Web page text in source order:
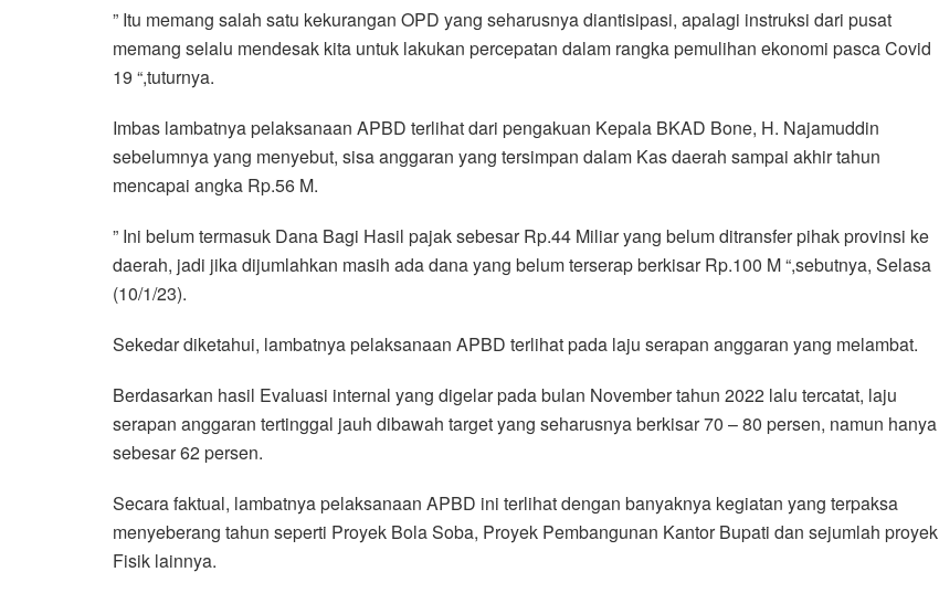
” Itu memang salah satu kekurangan OPD yang seharusnya diantisipasi, apalagi instruksi dari pusat
memang selalu mendesak kita untuk lakukan percepatan dalam rangka pemulihan ekonomi pasca Covid
19 “,tuturnya.
Imbas lambatnya pelaksanaan APBD terlihat dari pengakuan Kepala BKAD Bone, H. Najamuddin
sebelumnya yang menyebut, sisa anggaran yang tersimpan dalam Kas daerah sampai akhir tahun
mencapai angka Rp.56 M.
” Ini belum termasuk Dana Bagi Hasil pajak sebesar Rp.44 Miliar yang belum ditransfer pihak provinsi ke
daerah, jadi jika dijumlahkan masih ada dana yang belum terserap berkisar Rp.100 M “,sebutnya, Selasa
(10/1/23).
Sekedar diketahui, lambatnya pelaksanaan APBD terlihat pada laju serapan anggaran yang melambat.
Berdasarkan hasil Evaluasi internal yang digelar pada bulan November tahun 2022 lalu tercatat, laju
serapan anggaran tertinggal jauh dibawah target yang seharusnya berkisar 70 – 80 persen, namun hanya
sebesar 62 persen.
Secara faktual, lambatnya pelaksanaan APBD ini terlihat dengan banyaknya kegiatan yang terpaksa
menyeberang tahun seperti Proyek Bola Soba, Proyek Pembangunan Kantor Bupati dan sejumlah proyek
Fisik lainnya.